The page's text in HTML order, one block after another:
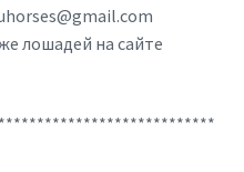
лошадей на сайте